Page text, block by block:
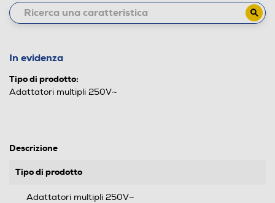
In evidenza
Tipo di prodotto:
Adattatori multipli 250V~
Descrizione
Tipo di prodotto
Adattatori multipli 250V~